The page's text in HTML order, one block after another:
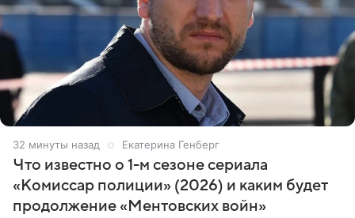
32 минуты назад Екатерина Генберг
Что известно о 1-м сезоне сериала
«Комиссар полиции» (2026) и каким будет
продолжение «Ментовских войн»